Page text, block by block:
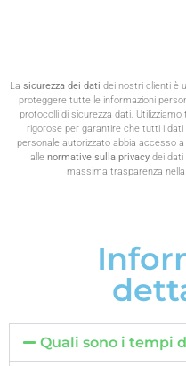
La sicurezza dei dati dei nostri clienti è
proteggere tutte le informazioni
protocolli di sicurezza dati.
rigorose per garantire che tutti i
personale autorizzato abbia accesso
alle normative sulla privacy dei dati
massima trasparenza
Quali sono i tempi